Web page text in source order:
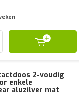
2-voudig
enkele
aluzilver mat